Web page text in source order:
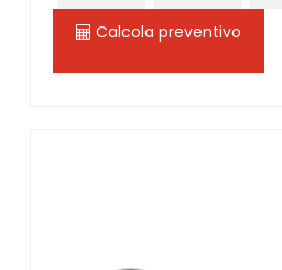
Calcola preventivo